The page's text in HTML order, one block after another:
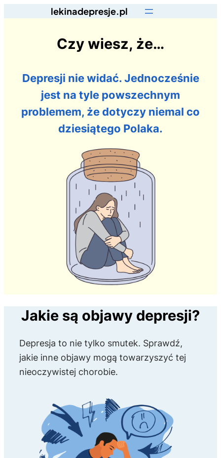
lekinadepresje.pl
Czy wiesz, że…
Depresji nie widać. Jednocześnie
jest na tyle powszechnym
problemem, że dotyczy niemal co
dziesiątego Polaka.
Jakie są objawy depresji?
Depresja to nie tylko smutek. Sprawdź,
jakie inne objawy mogą towarzyszyć tej
nieoczywistej chorobie.